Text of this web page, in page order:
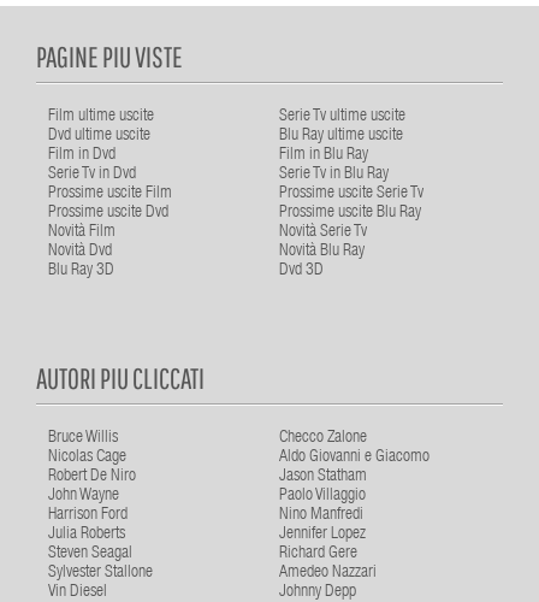
PAGINE PIU VISTE
Film ultime uscite
Serie Tv ultime uscite
Dvd ultime uscite
Blu Ray ultime uscite
Film in Dvd
Film in Blu Ray
Serie Tv in Dvd
Serie Tv in Blu Ray
Prossime uscite Film
Prossime uscite Serie Tv
Prossime uscite Dvd
Prossime uscite Blu Ray
Novità Film
Novità Serie Tv
Novità Dvd
Novità Blu Ray
Blu Ray 3D
Dvd 3D
AUTORI PIU CLICCATI
Bruce Willis
Checco Zalone
Nicolas Cage
Aldo Giovanni e Giacomo
Robert De Niro
Jason Statham
John Wayne
Paolo Villaggio
Harrison Ford
Nino Manfredi
Julia Roberts
Jennifer Lopez
Steven Seagal
Richard Gere
Sylvester Stallone
Amedeo Nazzari
Vin Diesel
Johnny Depp